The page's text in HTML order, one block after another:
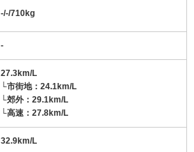
-/-/710kg
-
27.3km/L
└市街地：24.1km/L
└郊外：29.1km/L
└高速：27.8km/L
32.9km/L